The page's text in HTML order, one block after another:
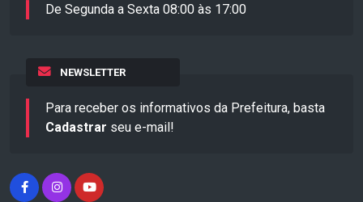
De Segunda a Sexta 08:00 às 17:00
NEWSLETTER
Para receber os informativos da Prefeitura, basta
Cadastrar seu e-mail!